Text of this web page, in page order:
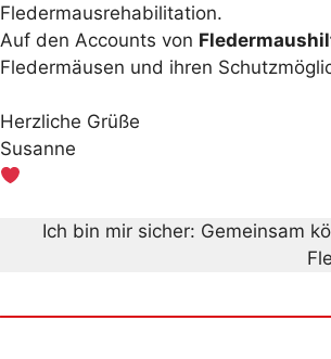
Fledermausrehabilitation.
Auf den Accounts von
Fledermäusen und ihren
Herzliche Grüße
Susanne
Ich bin mir sicher: Gemeinsam